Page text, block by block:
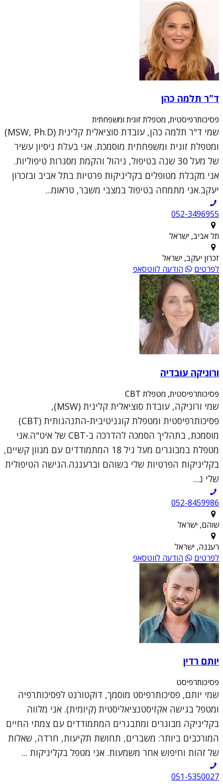
ד"ר תלמה כהן
פסיכותרפיסטית, מטפלת זוגית ומשפחתית
שמי ד"ר תלמה כהן, עובדת סוציאלית קלינית (MSW, Ph.D)
ומטפלת זוגית ומשפחתית מוסמכת. אני בעלת ניסיון עשיר
של מעל 30 שנה בטיפול, ניהול והקמת מסגרות טיפוליות.
אני מקבלת מטופלים בקליניקות פרטיות בתל אביב ובזכרון
יעקב.אני מתמחה בטיפול במצבי משבר, טראומ...
052-3496955
תל אביב, ישראל
זכרון יעקב, ישראל
לפרטים
הודעה לווטסאפ
ורוניקה עובדיה
פסיכותרפיסטית, מטפלת CBT
שמי ורוניקה, עובדת סוציאלית קלינית (MSW),
פסיכותרפיסטית ומטפלת קוגניטיבית-התנהגותית (CBT)
מוסמכת, בתהליך הסמכה להדרכה ב-CBT של איט"ה.אני
מטפלת במבוגרים מעל גיל 18 המתמודדים עם מגוון קשיים,
בקליניקות הפרטיות שלי בשוהם וברעננה.הגישה הטיפולית
שלי נ...
052-8459986
שוהם, ישראל
רעננה, ישראל
לפרטים
הודעה לווטסאפ
יותם רדין
פסיכותרפיסט
שמי יותם, פסיכותרפיסט מוסמך, דוקטורנט לפסיכותרפיה
ומטפל בגישה אקזיסטנציאליסטית (קיומית). אני מלווה
בקליניקה מבוגרים ומתבגרים המתמודדים עם צמתי החיים
המורכבים ביותר: משברים, תחושת תקיעות, חרדה, שאלות
של זהות וחיפוש אחר משמעות. אני מטפל בקליניקות ...
051-5350027